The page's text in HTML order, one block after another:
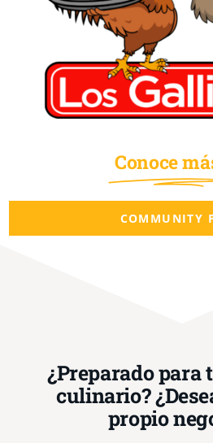
Conoce
COMMUNITY
¿Preparado para
culinario?
propio